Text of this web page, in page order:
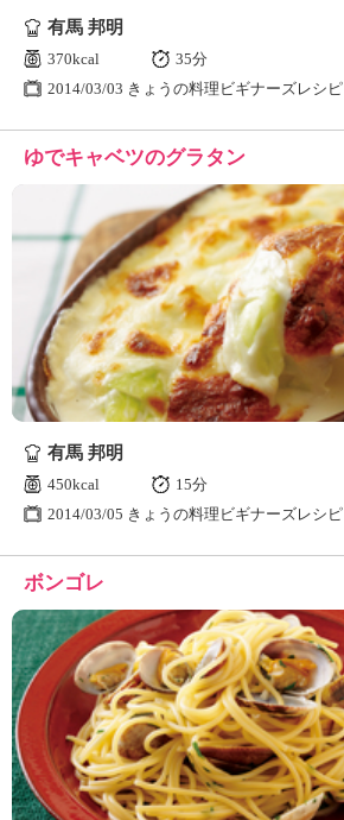
有馬 邦明
370kcal
35分
2014/03/03 きょうの料理ビギナーズレシピ
ゆでキャベツのグラタン
有馬 邦明
450kcal
15分
2014/03/05 きょうの料理ビギナーズレシピ
ボンゴレ